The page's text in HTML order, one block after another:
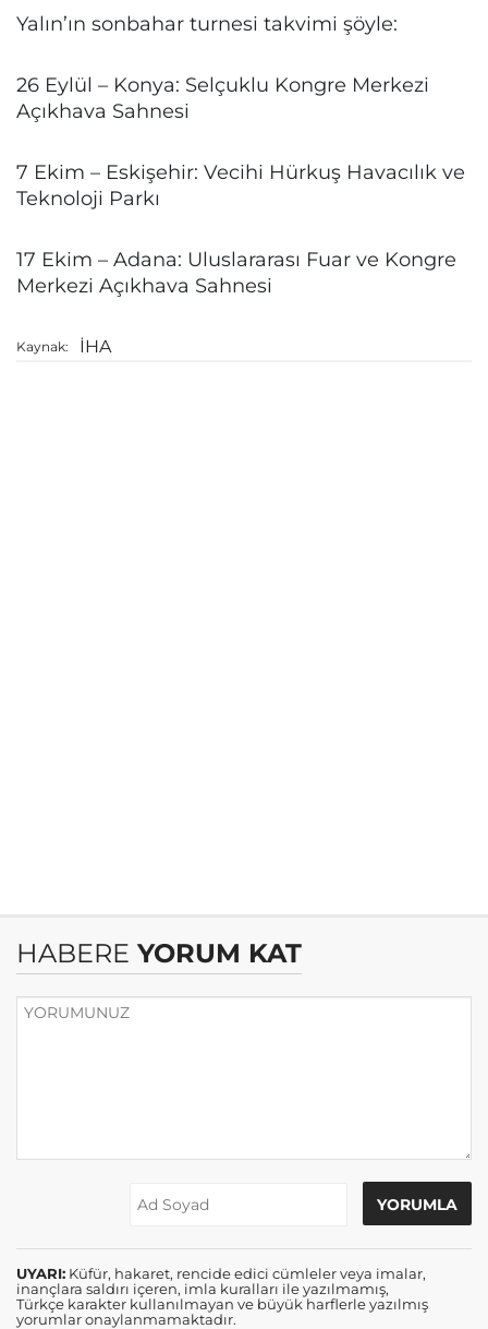
Yalın’ın sonbahar turnesi takvimi şöyle:
26 Eylül – Konya: Selçuklu Kongre Merkezi
Açıkhava Sahnesi
7 Ekim – Eskişehir: Vecihi Hürkuş Havacılık ve
Teknoloji Parkı
17 Ekim – Adana: Uluslararası Fuar ve Kongre
Merkezi Açıkhava Sahnesi
Kaynak: İHA
HABERE YORUM KAT
UYARI: Küfür, hakaret, rencide edici cümleler veya imalar,
inançlara saldırı içeren, imla kuralları ile yazılmamış,
Türkçe karakter kullanılmayan ve büyük harflerle yazılmış
yorumlar onaylanmamaktadır.